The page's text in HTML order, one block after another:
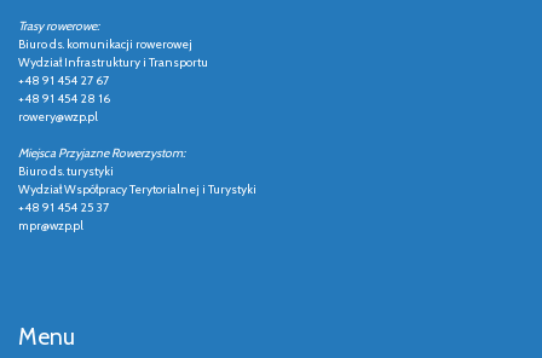
Trasy rowerowe:
Biuro ds. komunikacji rowerowej
Wydział Infrastruktury i Transportu
+48 91 454 27 67
+48 91 454 28 16
rowery@wzp.pl
Miejsca Przyjazne Rowerzystom:
Biuro ds. turystyki
Wydział Współpracy Terytorialnej i Turystyki
+48 91 454 25 37
mpr@wzp.pl
Menu